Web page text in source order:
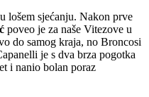
lošem sjećanju. Nakon prve
poveo je za naše Vitezove u
do samog kraja, no Broncosi
je s dva brza pogotka
i nanio bolan poraz